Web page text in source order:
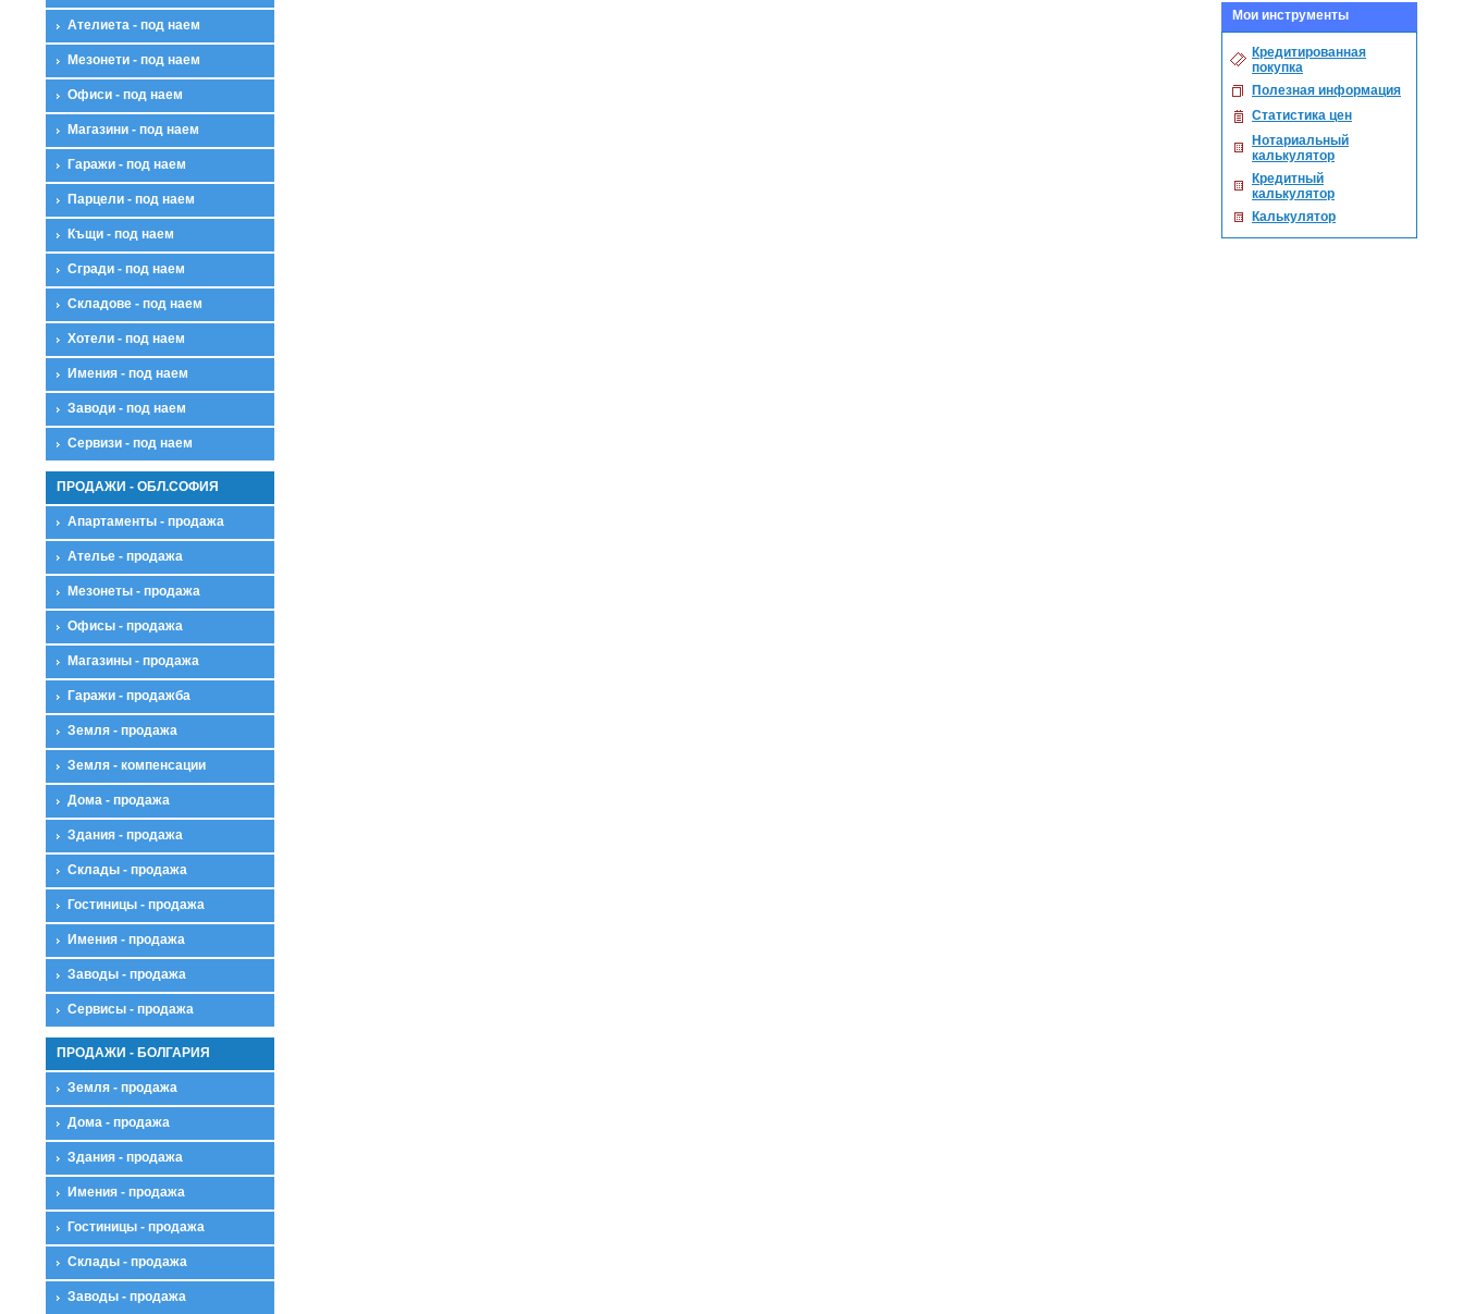
Ателиета - под наем
Мезонети - под наем
Офиси - под наем
Магазини - под наем
Гаражи - под наем
Парцели - под наем
Къщи - под наем
Сгради - под наем
Складове - под наем
Хотели - под наем
Имения - под наем
Заводи - под наем
Сервизи - под наем
ПРОДАЖИ - ОБЛ.СОФИЯ
Апартаменты - продажа
Ателье - продажа
Мезонеты - продажа
Офисы - продажа
Магазины - продажа
Гаражи - продажба
Земля - продажа
Земля - компенсации
Дома - продажа
Здания - продажа
Склады - продажа
Гостиницы - продажа
Имения - продажа
Заводы - продажа
Сервисы - продажа
ПРОДАЖИ - БОЛГАРИЯ
Земля - продажа
Дома - продажа
Здания - продажа
Имения - продажа
Гостиницы - продажа
Склады - продажа
Заводы - продажа
Мои инструменты
Кредитированная
покупка
Полезная информация
Статистика цен
Нотариальный
калькулятор
Кредитный
калькулятор
Калькулятор